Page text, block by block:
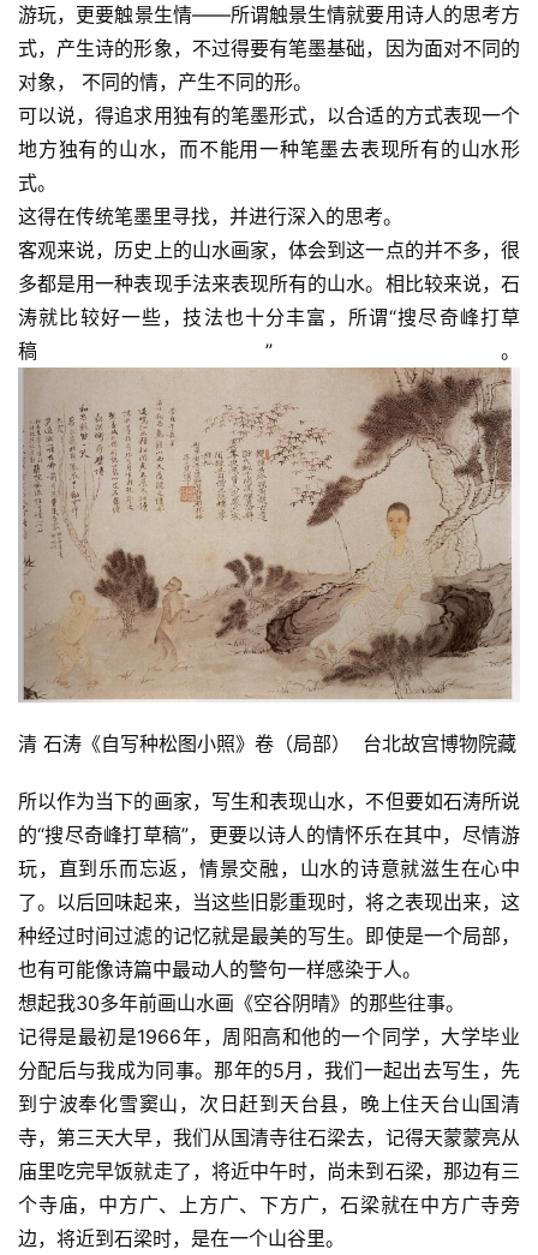
首
页
游玩，更要触景生情——所谓触景生情就要用诗人的思考方
式，产生诗的形象，不过得要有笔墨基础，因为面对不同的
对象， 不同的情，产生不同的形。
可以说，得追求用独有的笔墨形式，以合适的方式表现一个
地方独有的山水，而不能用一种笔墨去表现所有的山水形
式。
这得在传统笔墨里寻找，并进行深入的思考。
客观来说，历史上的山水画家，体会到这一点的并不多，很
多都是用一种表现手法来表现所有的山水。相比较来说，石
涛就比较好一些，技法也十分丰富，所谓“搜尽奇峰打草
稿”。
清 石涛《自写种松图小照》卷（局部）  台北故宫博物院藏
所以作为当下的画家，写生和表现山水，不但要如石涛所说
的“搜尽奇峰打草稿”，更要以诗人的情怀乐在其中，尽情游
玩，直到乐而忘返，情景交融，山水的诗意就滋生在心中
了。以后回味起来，当这些旧影重现时，将之表现出来，这
种经过时间过滤的记忆就是最美的写生。即使是一个局部，
也有可能像诗篇中最动人的警句一样感染于人。
想起我30多年前画山水画《空谷阴晴》的那些往事。
记得是最初是1966年，周阳高和他的一个同学，大学毕业
分配后与我成为同事。那年的5月，我们一起出去写生，先
到宁波奉化雪窦山，次日赶到天台县，晚上住天台山国清
寺，第三天大早，我们从国清寺往石梁去，记得天蒙蒙亮从
庙里吃完早饭就走了，将近中午时，尚未到石梁，那边有三
个寺庙，中方广、上方广、下方广，石梁就在中方广寺旁
边，将近到石梁时，是在一个山谷里。